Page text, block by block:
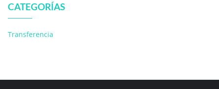
CATEGORÍAS
Transferencia